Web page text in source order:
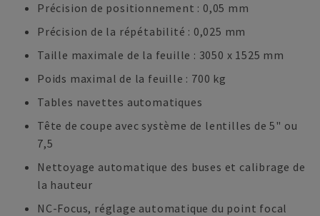
Précision de positionnement : 0,05 mm
Précision de la répétabilité : 0,025 mm
Taille maximale de la feuille : 3050 x 1525 mm
Poids maximal de la feuille : 700 kg
Tables navettes automatiques
Tête de coupe avec système de lentilles de 5" ou
7,5
Nettoyage automatique des buses et calibrage de
la hauteur
NC-Focus, réglage automatique du point focal